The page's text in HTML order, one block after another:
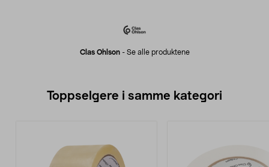
Clas Ohlson- Se alle produktene
Toppselgere i samme kategori